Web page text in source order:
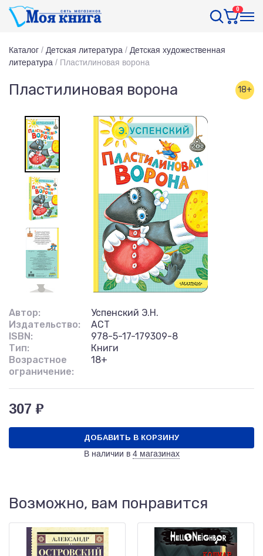
0
Каталог / Детская литература / Детская художественная
литература / Пластилиновая ворона
Пластилиновая ворона 18+
Автор:
Успенский Э.Н.
Издательство:
АСТ
ISBN:
978-5-17-179309-8
Тип:
Книги
Возрастное
ограничение:
18+
307 ₽
ДОБАВИТЬ В КОРЗИНУ
В наличии в 4 магазинах
Возможно, вам понравится